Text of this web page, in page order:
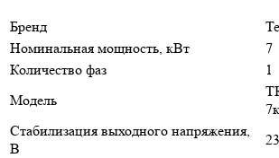
Бренд
Номинальная мощность, кВт
7
Количество фаз
1
Модель
Стабилизация выходного напряжения,
В